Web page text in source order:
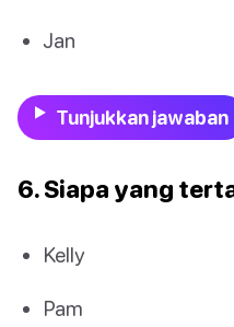
Jan
Tunjukkan jawaban
6. Siapa yang
Kelly
Pam